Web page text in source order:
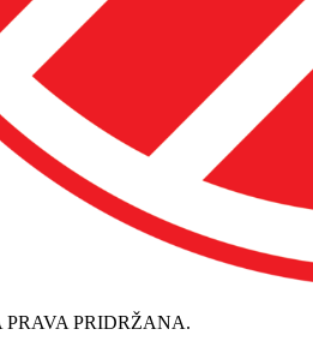
PRIDRŽANA.